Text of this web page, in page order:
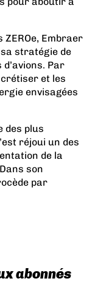
, Embraer
stratégie de
Par
et les
envisagées
des plus
réjoui un des
de la
son
par
abonnés